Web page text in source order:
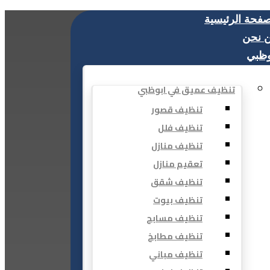
الرئيسية
نحن
تنظيف عميق في ابوظبي
تنظيف قصور
تنظيف فلل
تنظيف منازل
تعقيم منازل
تنظيف شقق
تنظيف بيوت
تنظيف مسابح
تنظيف مطابخ
تنظيف مباني